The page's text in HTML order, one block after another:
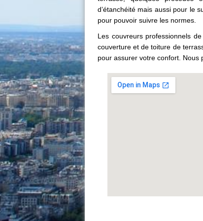
d’étanchéité mais aussi pour le
pour pouvoir suivre les normes.
Les couvreurs professionnels de
couverture et de toiture de
pour assurer votre confort. Nous